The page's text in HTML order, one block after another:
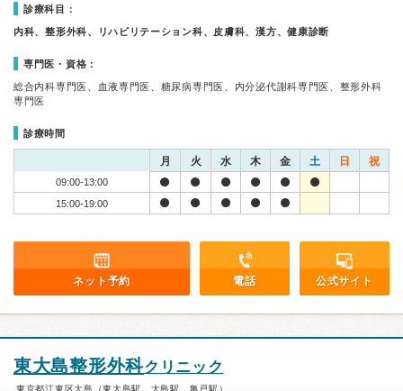
診療科目：
内科、整形外科、リハビリテーション科、皮膚科、漢方、健康診断
専門医・資格：
総合内科専門医、血液専門医、糖尿病専門医、内分泌代謝科専門医、整形外科
専門医
診療時間
月 火 水 木 金 土 日 祝
09:00-13:00
15:00-19:00
ネット予約 電話 公式サイト
東大島整形外科クリニック
東京都江東区大島（東大島駅、大島駅、亀戸駅）